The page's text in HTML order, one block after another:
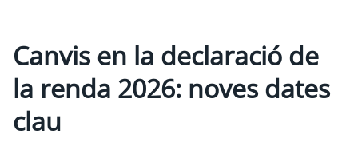
Canvis en la declaració de
la renda 2026: noves dates
clau